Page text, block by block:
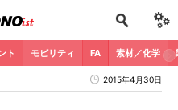
ト モビリティ FA 素材／化学
2015年4月30日